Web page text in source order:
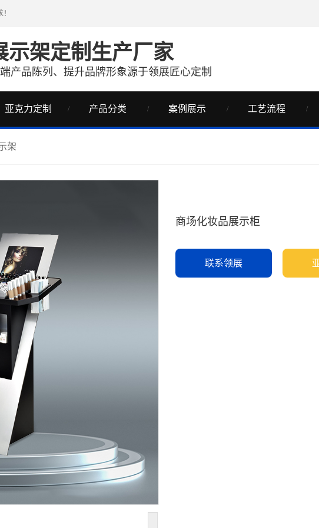
示架定制生产厂家
产品陈列、提升品牌形象源于领展匠心定制
亚克力定制 产品分类 案例展示 工艺流程
架
商场化妆品展示柜
联系领展